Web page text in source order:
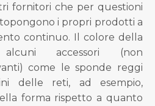
fornitori che per questioni
i propri prodotti a
continuo. Il colore della
accessori (non
come le sponde reggi
delle reti, ad esempio,
forma rispetto a quanto